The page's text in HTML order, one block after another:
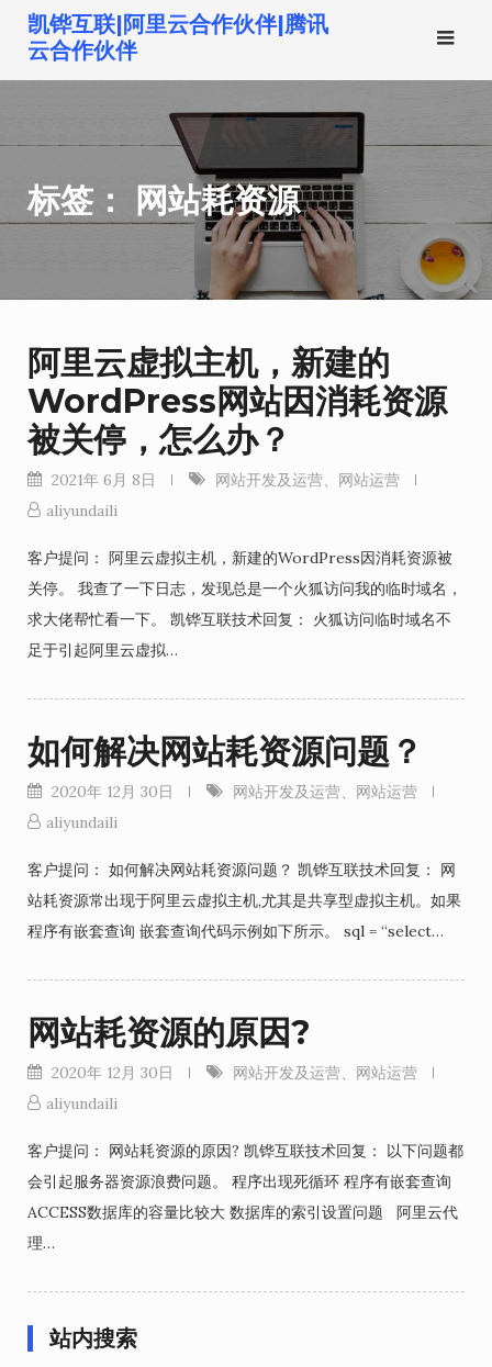
到
凯铧互联|阿里云合作伙伴|腾讯
云合作伙伴
标签： 网站耗资源
阿里云虚拟主机，新建的
WordPress网站因消耗资源
被关停，怎么办？
2021年 6月 8日 网站开发及运营、 网站运营
aliyundaili
客户提问： 阿里云虚拟主机，新建的WordPress因消耗资源被
关停。 我查了一下日志，发现总是一个火狐访问我的临时域名，
求大佬帮忙看一下。 凯铧互联技术回复： 火狐访问临时域名不
足于引起阿里云虚拟…
如何解决网站耗资源问题？
2020年 12月 30日 网站开发及运营、 网站运营
aliyundaili
客户提问： 如何解决网站耗资源问题？ 凯铧互联技术回复： 网
站耗资源常出现于阿里云虚拟主机,尤其是共享型虚拟主机。如果
程序有嵌套查询 嵌套查询代码示例如下所示。 sql = “select…
网站耗资源的原因?
2020年 12月 30日 网站开发及运营、 网站运营
aliyundaili
客户提问： 网站耗资源的原因? 凯铧互联技术回复： 以下问题都
会引起服务器资源浪费问题。 程序出现死循环 程序有嵌套查询
ACCESS数据库的容量比较大 数据库的索引设置问题 阿里云代
理…
站内搜索